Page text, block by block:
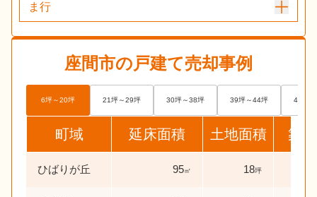
ま行
座間市の戸建て売却事例
6坪～20坪 21坪～29坪 30坪～38坪 39坪～44坪 45坪
町域 延床面積 土地面積 築
ひばりが丘 95㎡ 18坪